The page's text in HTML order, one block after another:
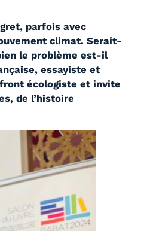
parfois avec
climat. Serait-
le problème est-il
essayiste et
écologiste et invite
de l’histoire